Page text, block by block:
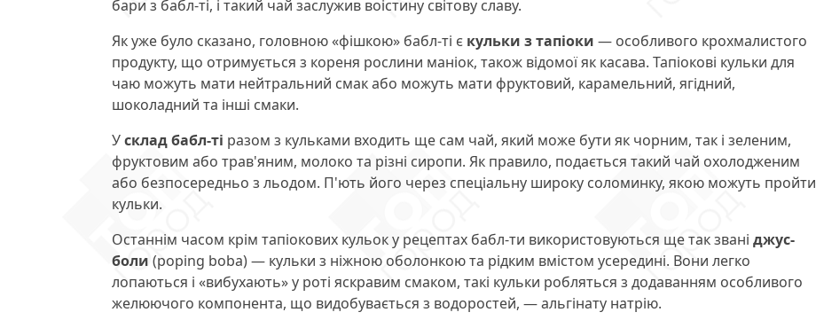
бари з бабл-ті, і такий чай заслужив воістину світову славу.
Як уже було сказано, головною «фішкою» бабл-ті є кульки з тапіоки — особливого крохмалистого
продукту, що отримується з кореня рослини маніок, також відомої як касава. Тапіокові кульки для
чаю можуть мати нейтральний смак або можуть мати фруктовий, карамельний, ягідний,
шоколадний та інші смаки.
Усклад бабл-ті разом з кульками входить ще сам чай, який може бути як чорним, так і зеленим,
фруктовим або трав'яним, молоко та різні сиропи. Як правило, подається такий чай охолодженим
або безпосередньо з льодом. П'ють його через спеціальну широку соломинку, якою можуть пройти
кульки.
Останнім часом крім тапіокових кульок у рецептах бабл-ти використовуються ще так звані джус-
боли (poping boba) — кульки з ніжною оболонкою та рідким вмістом усередині. Вони легко
лопаються і «вибухають» у роті яскравим смаком, такі кульки робляться з додаванням особливого
желюючого компонента, що видобувається з водоростей, — альгінату натрію.